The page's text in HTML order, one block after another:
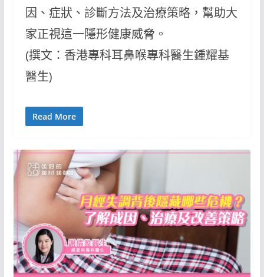
因、症狀、診斷方法及治療策略，幫助大
家正視這一隱形健康威脅。
(撰文：香港專科耳鼻喉專科醫生鍾耀基
醫生)
Read More